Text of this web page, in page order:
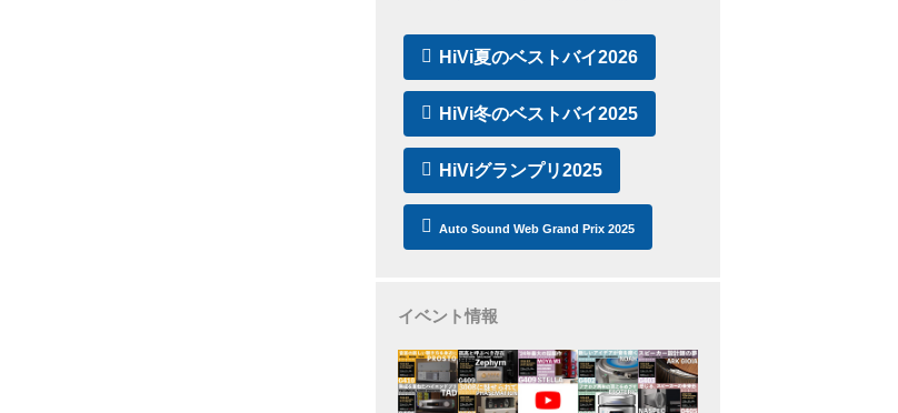
HiVi夏のベストバイ2026
HiVi冬のベストバイ2025
HiViグランプリ2025
Auto Sound Web Grand Prix 2025
イベント情報